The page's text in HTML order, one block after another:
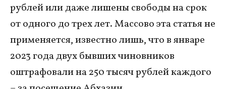
рублей или даже лишены свободы на срок
от одного до трех лет. Массово эта статья не
применяется, известно лишь, что в январе
2023 года двух бывших чиновников
оштрафовали на 250 тысяч рублей каждого